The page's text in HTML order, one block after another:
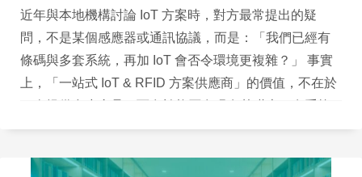
近年與本地機構討論 IoT 方案時，對方最常提出的疑
問，不是某個感應器或通訊協議，而是：「我們已經有
條碼與多套系統，再加 IoT 會否令環境更複雜？」 事實
上，「一站式 IoT & RFID 方案供應商」的價值，不在於
地把前線硬件、行業平台與數據使用串聯起來。